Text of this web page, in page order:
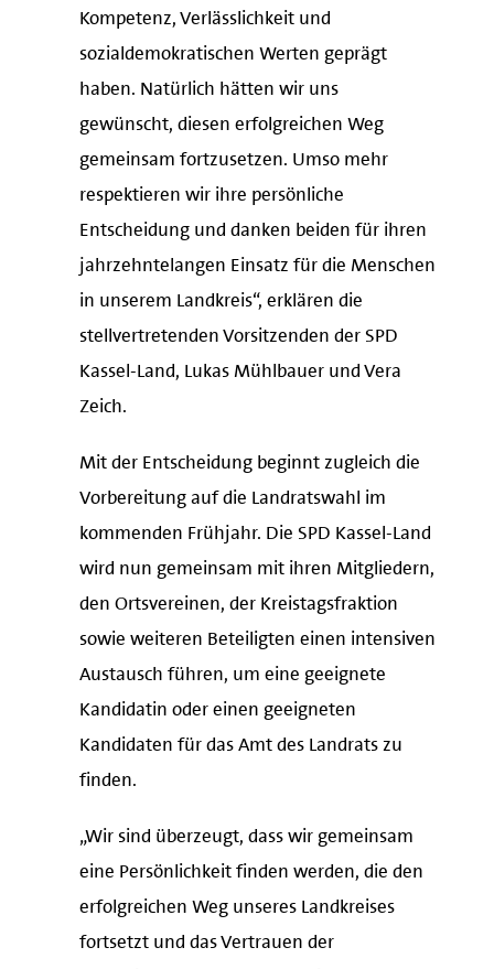
Kompetenz, Verlässlichkeit und
sozialdemokratischen Werten geprägt
haben. Natürlich hätten wir uns
gewünscht, diesen erfolgreichen Weg
gemeinsam fortzusetzen. Umso mehr
respektieren wir ihre persönliche
Entscheidung und danken beiden für ihren
jahrzehntelangen Einsatz für die Menschen
in unserem Landkreis“, erklären die
stellvertretenden Vorsitzenden der SPD
Kassel-Land, Lukas Mühlbauer und Vera
Zeich.
Mit der Entscheidung beginnt zugleich die
Vorbereitung auf die Landratswahl im
kommenden Frühjahr. Die SPD Kassel-Land
wird nun gemeinsam mit ihren Mitgliedern,
den Ortsvereinen, der Kreistagsfraktion
sowie weiteren Beteiligten einen intensiven
Austausch führen, um eine geeignete
Kandidatin oder einen geeigneten
Kandidaten für das Amt des Landrats zu
finden.
„Wir sind überzeugt, dass wir gemeinsam
eine Persönlichkeit finden werden, die den
erfolgreichen Weg unseres Landkreises
fortsetzt und das Vertrauen der